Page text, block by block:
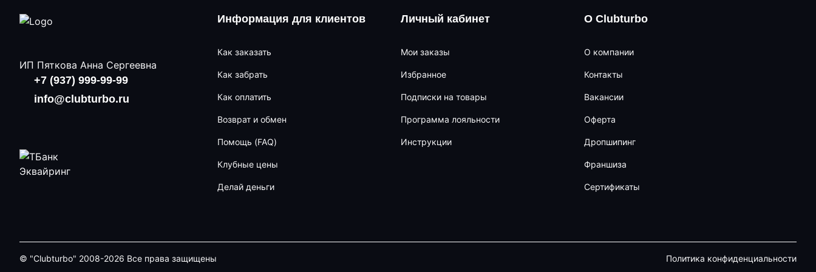
ИП Пяткова Анна Сергеевна
+7 (937) 999-99-99
info@clubturbo.ru
Информация для клиентов
Как заказать
Как забрать
Как оплатить
Возврат и обмен
Помощь (FAQ)
Клубные цены
Делай деньги
Личный кабинет
Мои заказы
Избранное
Подписки на товары
Программа лояльности
Инструкции
О Clubturbo
О компании
Контакты
Вакансии
Оферта
Дропшипинг
Франшиза
Сертификаты
© "Clubturbo" 2008-2026 Все права защищены Политика конфиденциальности